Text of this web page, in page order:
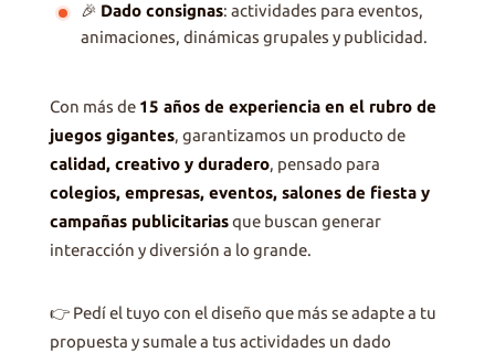
🎉 Dado consignas: actividades para eventos,
animaciones, dinámicas grupales y publicidad.
Con más de 15 años de experiencia en el rubro de
juegos gigantes, garantizamos un producto de
calidad, creativo y duradero, pensado para
colegios, empresas, eventos, salones de fiesta y
campañas publicitariasque buscan generar
interacción y diversión a lo grande.
👉 Pedí el tuyo con el diseño que más se adapte a tu
propuesta y sumale a tus actividades un dado